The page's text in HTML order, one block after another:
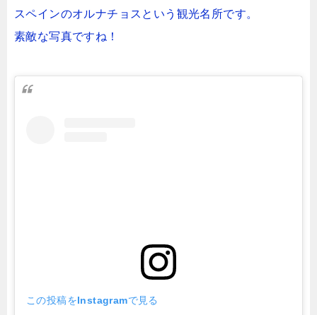
スペインのオルナチョスという観光名所です。
素敵な写真ですね！
この投稿をInstagramで見る